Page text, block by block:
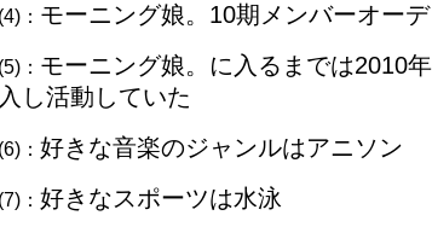
(4)： モーニング娘。10期メンバーオー
(5)： モーニング娘。に入るまでは2010
入し活動していた
(6)： 好きな音楽のジャンルはアニソン
(7)： 好きなスポーツは水泳